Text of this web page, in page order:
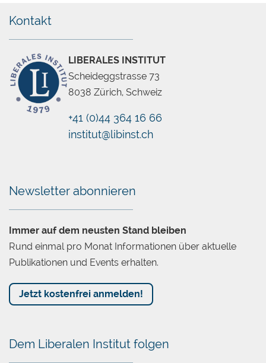
Chatbot
Kontakt
LIBERALES INSTITUT
Scheideggstrasse 73
8038 Zürich, Schweiz
+41 (0)44 364 16 66
institut@libinst.ch
Newsletter abonnieren
Immer auf dem neusten Stand bleiben
Rund einmal pro Monat Informationen über aktuelle
Publikationen und Events erhalten.
Jetzt kostenfrei anmelden!
Dem Liberalen Institut folgen